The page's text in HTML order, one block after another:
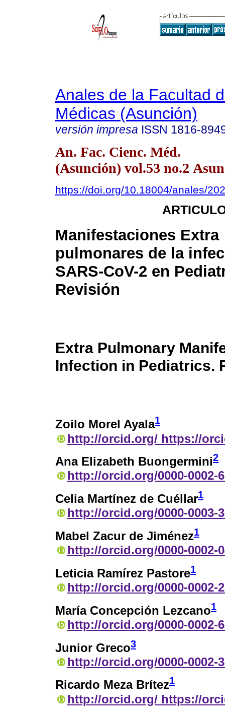
Anales de la Facultad
Médicas (Asunción)
versión impresa ISSN 1816-
An. Fac. Cienc. Méd.
(Asunción) vol.53 no.2
https://doi.org/10.18004/anales/
Manifestaciones Extra
pulmonares de la
SARS-CoV-2 en
Revisión
Extra Pulmonary
Infection in Pediatrics.
Zoilo Morel Ayala1
http://orcid.org/ https://
Ana Elizabeth Buongermini2
http://orcid.org/0000-0002-
Celia Martínez de Cuéllar1
http://orcid.org/0000-0003-
Mabel Zacur de Jiménez1
http://orcid.org/0000-0002-
Leticia Ramírez Pastore1
http://orcid.org/0000-0002-
María Concepción Lezcano1
http://orcid.org/0000-0002-
Junior Greco3
http://orcid.org/0000-0002-
Ricardo Meza Brítez1
http://orcid.org/ https://